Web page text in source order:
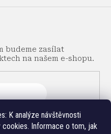
K analýze návštěvnosti
cookies. Informace o tom, jak
budeme zasílat
na našem e-shopu.